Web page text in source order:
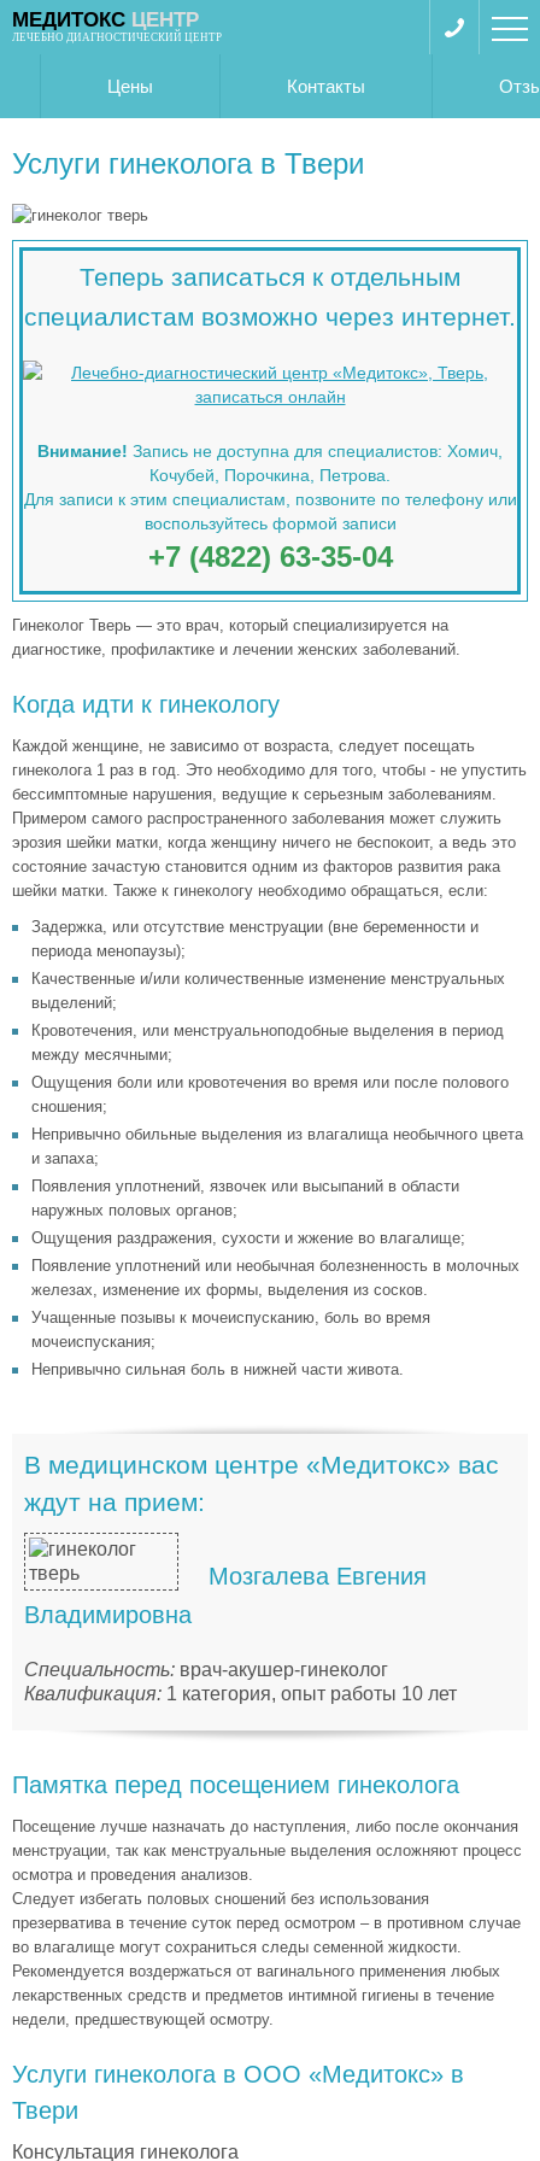
МЕДИТОКС ЦЕНТР
ЛЕЧЕБНО ДИАГНОСТИЧЕСКИЙ ЦЕНТР
Цены Контакты
Услуги гинеколога в Твери
Теперь записаться к отдельным
специалистам возможно через интернет.
Внимание! Запись не доступна для специалистов: Хомич,
Кочубей, Порочкина, Петрова.
Для записи к этим специалистам, позвоните по телефону или
воспользуйтесь формой записи
+7 (4822) 63-35-04
Гинеколог Тверь — это врач, который специализируется на
диагностике, профилактике и лечении женских заболеваний.
Когда идти к гинекологу
Каждой женщине, не зависимо от возраста, следует посещать
гинеколога 1 раз в год. Это необходимо для того, чтобы - не упустить
бессимптомные нарушения, ведущие к серьезным заболеваниям.
Примером самого распространенного заболевания может служить
эрозия шейки матки, когда женщину ничего не беспокоит, а ведь это
состояние зачастую становится одним из факторов развития рака
шейки матки. Также к гинекологу необходимо обращаться, если:
Задержка, или отсутствие менструации (вне беременности и
периода менопаузы);
Качественные и/или количественные изменение менструальных
выделений;
Кровотечения, или менструальноподобные выделения в период
между месячными;
Ощущения боли или кровотечения во время или после полового
сношения;
Непривычно обильные выделения из влагалища необычного цвета
и запаха;
Появления уплотнений, язвочек или высыпаний в области
наружных половых органов;
Ощущения раздражения, сухости и жжение во влагалище;
Появление уплотнений или необычная болезненность в молочных
железах, изменение их формы, выделения из сосков.
Учащенные позывы к мочеиспусканию, боль во время
мочеиспускания;
Непривычно сильная боль в нижней части живота.
В медицинском центре «Медитокс» вас
ждут на прием:
Мозгалева Евгения
Владимировна
Специальность: врач-акушер-гинеколог
Квалификация: 1 категория, опыт работы 10 лет
Памятка перед посещением гинеколога
Посещение лучше назначать до наступления, либо после окончания
менструации, так как менструальные выделения осложняют процесс
осмотра и проведения анализов.
Следует избегать половых сношений без использования
презерватива в течение суток перед осмотром – в противном случае
во влагалище могут сохраниться следы семенной жидкости.
Рекомендуется воздержаться от вагинального применения любых
лекарственных средств и предметов интимной гигиены в течение
недели, предшествующей осмотру.
Услуги гинеколога в ООО «Медитокс» в
Твери
Консультация гинеколога